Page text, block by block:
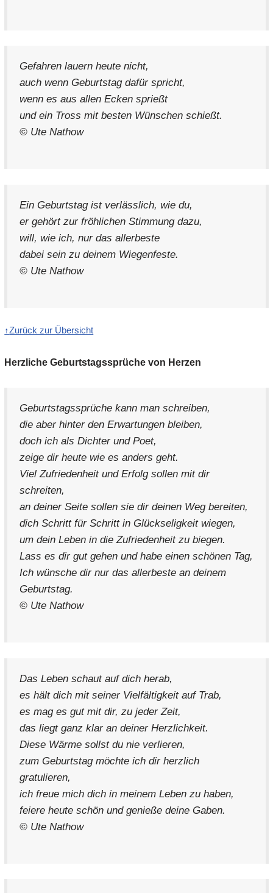
Gefahren lauern heute nicht,
auch wenn Geburtstag dafür spricht,
wenn es aus allen Ecken sprießt
und ein Tross mit besten Wünschen schießt.
© Ute Nathow
Ein Geburtstag ist verlässlich, wie du,
er gehört zur fröhlichen Stimmung dazu,
will, wie ich, nur das allerbeste
dabei sein zu deinem Wiegenfeste.
© Ute Nathow
↑Zurück zur Übersicht
Herzliche Geburtstagssprüche von Herzen
Geburtstagssprüche kann man schreiben,
die aber hinter den Erwartungen bleiben,
doch ich als Dichter und Poet,
zeige dir heute wie es anders geht.
Viel Zufriedenheit und Erfolg sollen mit dir
schreiten,
an deiner Seite sollen sie dir deinen Weg bereiten,
dich Schritt für Schritt in Glückseligkeit wiegen,
um dein Leben in die Zufriedenheit zu biegen.
Lass es dir gut gehen und habe einen schönen Tag,
Ich wünsche dir nur das allerbeste an deinem
Geburtstag.
© Ute Nathow
Das Leben schaut auf dich herab,
es hält dich mit seiner Vielfältigkeit auf Trab,
es mag es gut mit dir, zu jeder Zeit,
das liegt ganz klar an deiner Herzlichkeit.
Diese Wärme sollst du nie verlieren,
zum Geburtstag möchte ich dir herzlich
gratulieren,
ich freue mich dich in meinem Leben zu haben,
feiere heute schön und genieße deine Gaben.
© Ute Nathow